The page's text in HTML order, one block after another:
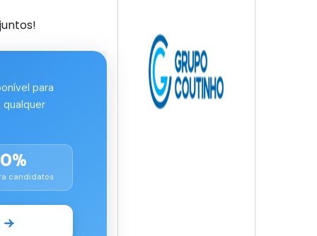
para
candidatos